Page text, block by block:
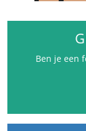
Ben je een